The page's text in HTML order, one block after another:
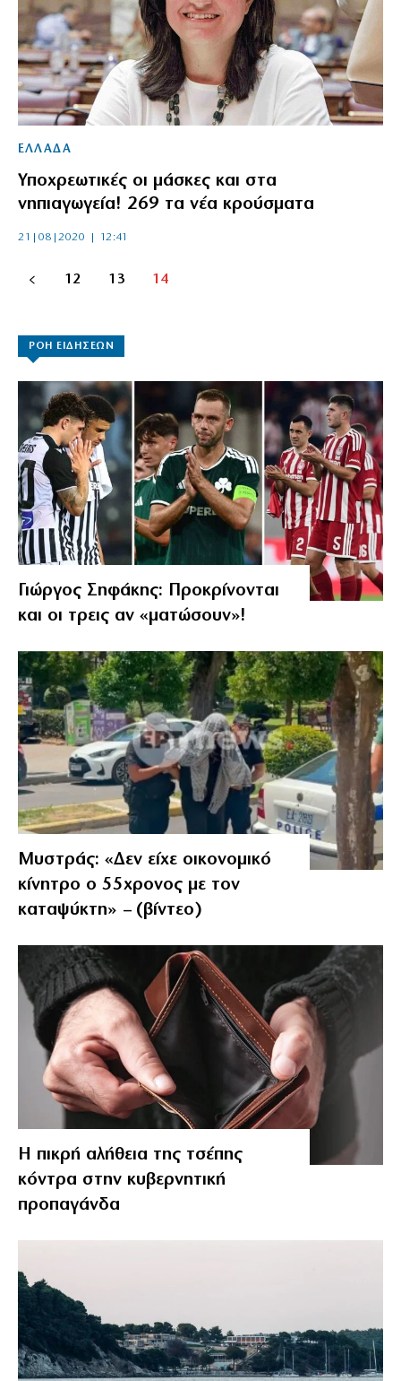
ΕΛΛΑΔΑ
Υποχρεωτικές οι μάσκες και στα
νηπιαγωγεία! 269 τα νέα κρούσματα
21|08|2020 | 12:41
12 13 14
ΡΟΗ ΕΙΔΗΣΕΩΝ
Γιώργος Σηφάκης: Προκρίνονται
και οι τρεις αν «ματώσουν»!
Μυστράς: «Δεν είχε οικονομικό
κίνητρο ο 55χρονος με τον
καταψύκτη» – (βίντεο)
Η πικρή αλήθεια της τσέπης
κόντρα στην κυβερνητική
προπαγάνδα